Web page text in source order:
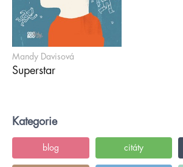
Mandy Davisová
Superstar
Kategorie
blog citáty